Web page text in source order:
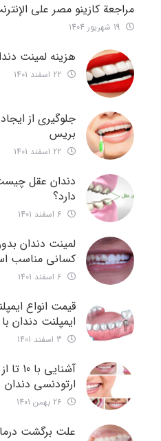
مراجعة كازينو مصر على الإنترنت
هزینه لمینت
جلوگیری از
بریس
دندان عقل
دارد؟
لمینت دندان
کسانی مناسب
ایمپلنت دندان
ارتودنسی دندان
علت برگشت